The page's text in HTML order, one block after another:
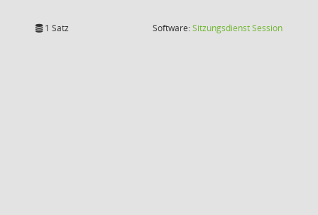
1 Satz Software:SitzungsdienstSession(Wird in